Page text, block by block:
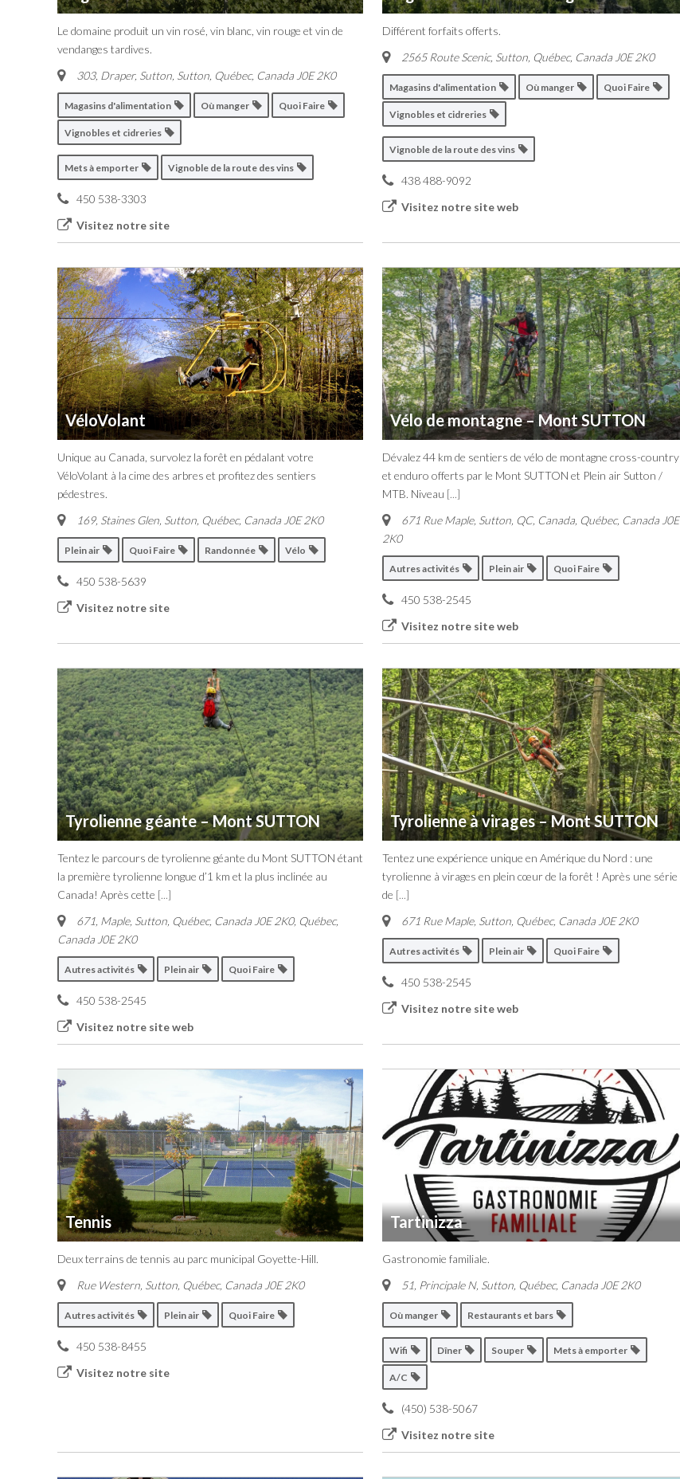
Le domaine produit un vin rosé, vin blanc, vin rouge et vin de
vendanges tardives.
303, Draper, Sutton Sutton, Québec, Canada J0E 2K0
Magasins d'alimentation Où manger Quoi Faire
Vignobles et cidreries
Mets à emporter Vignoble de la route des vins
450 538-3303
Visitez notre site
Différent forfaits offerts.
2565 Route Scenic, Sutton Québec, Canada J0E 2K0
Magasins d'alimentation Où manger Quoi Faire
Vignobles et cidreries
Vignoble de la route des vins
438 488-9092
Visitez notre site web
VéloVolant
Unique au Canada, survolez la forêt en pédalant votre
VéloVolant à la cime des arbres et profitez des sentiers
pédestres.
169, Staines Glen, Sutton Québec, Canada J0E 2K0
Plein air Quoi Faire Randonnée Vélo
450 538-5639
Visitez notre site
Vélo de montagne – Mont SUTTON
Dévalez 44 km de sentiers de vélo de montagne cross-country
et enduro offerts par le Mont SUTTON et Plein air Sutton /
MTB. Niveau [...]
671 Rue Maple, Sutton, QC, Canada Québec, Canada J0E
2K0
Autres activités Plein air Quoi Faire
450 538-2545
Visitez notre site web
Tyrolienne géante – Mont SUTTON
Tentez le parcours de tyrolienne géante du Mont SUTTON étant
la première tyrolienne longue d’1 km et la plus inclinée au
Canada! Après cette [...]
671, Maple, Sutton, Québec, Canada J0E 2K0, Québec,
Canada J0E 2K0
Autres activités Plein air Quoi Faire
450 538-2545
Visitez notre site web
Tyrolienne à virages – Mont SUTTON
Tentez une expérience unique en Amérique du Nord : une
tyrolienne à virages en plein cœur de la forêt ! Après une série
de [...]
671 Rue Maple, Sutton Québec, Canada J0E 2K0
Autres activités Plein air Quoi Faire
450 538-2545
Visitez notre site web
Tennis
Deux terrains de tennis au parc municipal Goyette-Hill.
Rue Western, Sutton Québec, Canada J0E 2K0
Autres activités Plein air Quoi Faire
450 538-8455
Visitez notre site
Tartinizza
Gastronomie familiale.
51, Principale N, Sutton Québec, Canada J0E 2K0
Où manger Restaurants et bars
Wifi Dîner Souper Mets à emporter
A/C
(450) 538-5067
Visitez notre site